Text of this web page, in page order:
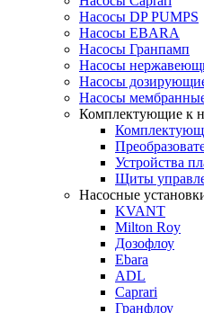
Насосы DP PUMPS
Насосы EBARA
Насосы Гранпамп
Насосы
Насосы
Насосы
Комплектующие к
Устройства
Щиты
Насосные
KVANT
Milton Roy
Дозофлоу
Ebara
ADL
Caprari
Гранфлоу